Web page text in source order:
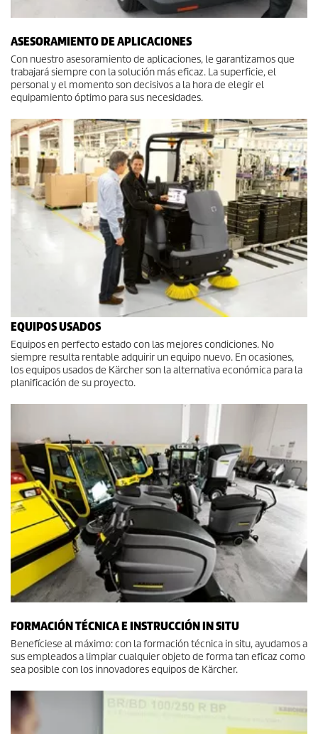
ASESORAMIENTO DE APLICACIONES
Con nuestro asesoramiento de aplicaciones, le garantizamos que
trabajará siempre con la solución más eficaz. La superficie, el
personal y el momento son decisivos a la hora de elegir el
equipamiento óptimo para sus necesidades.
EQUIPOS USADOS
Equipos en perfecto estado con las mejores condiciones. No
siempre resulta rentable adquirir un equipo nuevo. En ocasiones,
los equipos usados de Kärcher son la alternativa económica para la
planificación de su proyecto.
FORMACIÓN TÉCNICA E INSTRUCCIÓN IN SITU
Benefíciese al máximo: con la formación técnica in situ, ayudamos a
sus empleados a limpiar cualquier objeto de forma tan eficaz como
sea posible con los innovadores equipos de Kärcher.